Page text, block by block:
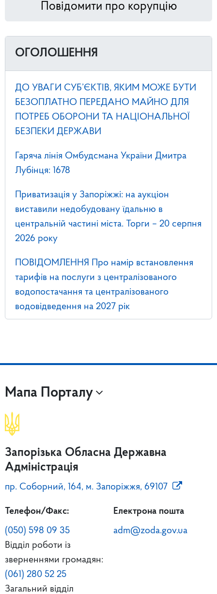
Повідомити про корупцію
ОГОЛОШЕННЯ
ДО УВАГИ СУБ’ЄКТІВ, ЯКИМ МОЖЕ БУТИ
БЕЗОПЛАТНО ПЕРЕДАНО МАЙНО ДЛЯ
ПОТРЕБ ОБОРОНИ ТА НАЦІОНАЛЬНОЇ
БЕЗПЕКИ ДЕРЖАВИ
Гаряча лінія Омбудсмана України Дмитра
Лубінця: 1678
Приватизація у Запоріжжі: на аукціон
виставили недобудовану їдальню в
центральній частині міста. Торги – 20 серпня
2026 року
ПОВІДОМЛЕННЯ Про намір встановлення
тарифів на послуги з централізованого
водопостачання та централізованого
водовідведення на 2027 рік
Мапа Порталу
Запорізька Обласна Державна
Адміністрація
пр. Соборний, 164, м. Запоріжжя, 69107
Телефон/Факс:
(050) 598 09 35
Відділ роботи із
зверненнями громадян:
(061) 280 52 25
Загальний відділ
Електрона пошта
adm@zoda.gov.ua